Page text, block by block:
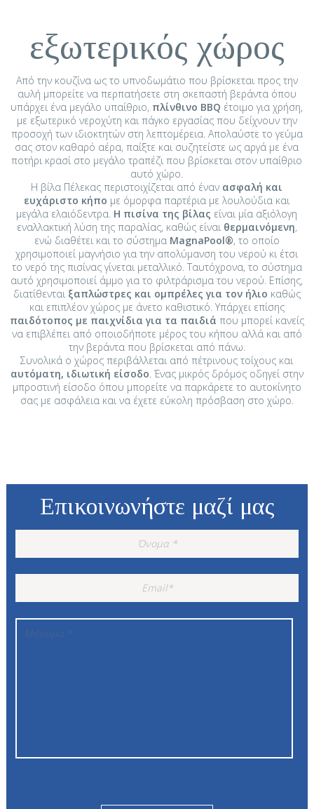
εξωτερικός χώρος
Από την κουζίνα ως το υπνοδωμάτιο που βρίσκεται προς την
αυλή μπορείτε να περπατήσετε στη σκεπαστή βεράντα όπου
υπάρχει ένα μεγάλο υπαίθριο, πλίνθινο BBQ έτοιμο για χρήση,
με εξωτερικό νεροχύτη και πάγκο εργασίας που δείχνουν την
προσοχή των ιδιοκτητών στη λεπτομέρεια. Απολαύστε το γεύμα
σας στον καθαρό αέρα, παίξτε και συζητείστε ως αργά με ένα
ποτήρι κρασί στο μεγάλο τραπέζι που βρίσκεται στον υπαίθριο
αυτό χώρο.
Η βίλα Πέλεκας περιστοιχίζεται από έναν ασφαλή και
ευχάριστο κήπο με όμορφα παρτέρια με λουλούδια και
μεγάλα ελαιόδεντρα. Η πισίνα της βίλας είναι μία αξιόλογη
εναλλακτική λύση της παραλίας, καθώς είναι θερμαινόμενη,
ενώ διαθέτει και το σύστημα MagnaPool®, το οποίο
χρησιμοποιεί μαγνήσιο για την απολύμανση του νερού κι έτσι
το νερό της πισίνας γίνεται μεταλλικό. Ταυτόχρονα, το σύστημα
αυτό χρησιμοποιεί άμμο για το φιλτράρισμα του νερού. Επίσης,
διατίθενται ξαπλώστρες και ομπρέλες για τον ήλιο καθώς
και επιπλέον χώρος με άνετο καθιστικό. Υπάρχει επίσης
παιδότοπος με παιχνίδια για τα παιδιά που μπορεί κανείς
να επιβλέπει από οποιοδήποτε μέρος του κήπου αλλά και από
την βεράντα που βρίσκεται από πάνω.
Συνολικά ο χώρος περιβάλλεται από πέτρινους τοίχους και
αυτόματη, ιδιωτική είσοδο. Ένας μικρός δρόμος οδηγεί στην
μπροστινή είσοδο όπου μπορείτε να παρκάρετε το αυτοκίνητο
σας με ασφάλεια και να έχετε εύκολη πρόσβαση στο χώρο.
Επικοινωνήστε μαζί μας